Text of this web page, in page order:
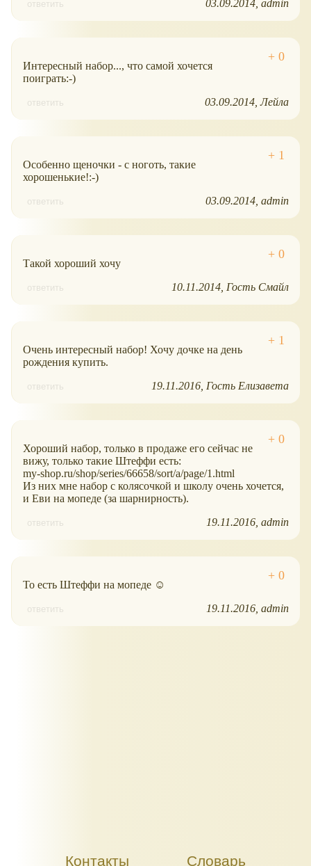
ответить 03.09.2014 admin
Интересный набор..., что самой хочется
поиграть:-)
ответить 03.09.2014 Лейла
Особенно щеночки - с ноготь, такие
хорошенькие!:-)
ответить 03.09.2014 admin
Такой хороший хочу
ответить 10.11.2014 Гость Смайл
Очень интересный набор! Хочу дочке на день
рождения купить.
ответить 19.11.2016 Гость Елизавета
Хороший набор, только в продаже его сейчас не
вижу, только такие Штеффи есть:
my-shop.ru/shop/series/66658/sort/a/page/1.html
Из них мне набор с колясочкой и школу очень хочется,
и Еви на мопеде (за шарнирность).
ответить 19.11.2016 admin
То есть Штеффи на мопеде ☺
ответить 19.11.2016 admin
Контакты Словарь